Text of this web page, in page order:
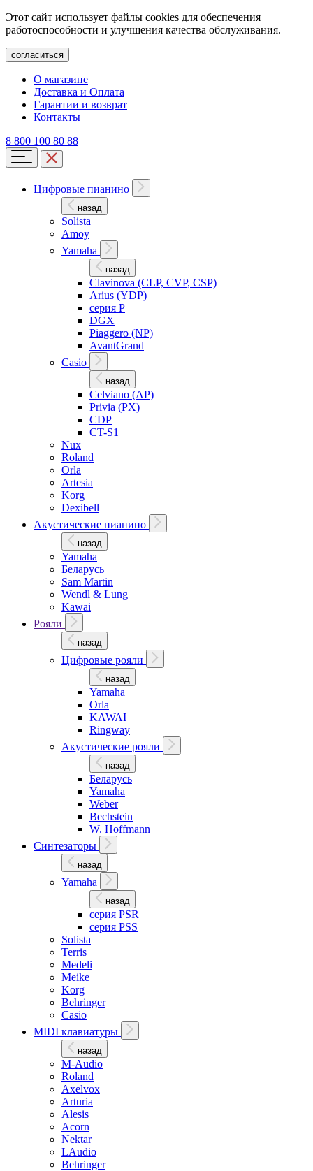
Этот сайт использует файлы cookies для обеспечения
работоспособности и улучшения качества обслуживания.
согласиться
О магазине
Доставка и Оплата
Гарантии и возврат
Контакты
8 800 100 80 88
Цифровые пианино
назад
Solista
Amoy
Yamaha
назад
Clavinova (CLP, CVP, CSP)
Arius (YDP)
серия P
DGX
Piaggero (NP)
AvantGrand
Casio
назад
Celviano (AP)
Privia (PX)
CDP
CT-S1
Nux
Roland
Orla
Artesia
Korg
Dexibell
Акустические пианино
назад
Yamaha
Беларусь
Sam Martin
Wendl & Lung
Kawai
Рояли
назад
Цифровые рояли
назад
Yamaha
Orla
KAWAI
Ringway
Акустические рояли
назад
Беларусь
Yamaha
Weber
Bechstein
W. Hoffmann
Синтезаторы
назад
Yamaha
назад
серия PSR
серия PSS
Solista
Terris
Medeli
Meike
Korg
Behringer
Casio
MIDI клавиатуры
назад
M-Audio
Roland
Axelvox
Arturia
Alesis
Acorn
Nektar
LAudio
Behringer